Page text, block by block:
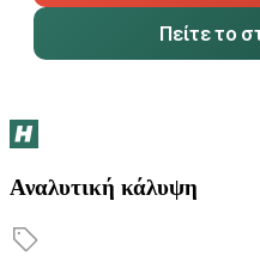
Πείτε το
Αναλυτική κάλυψη